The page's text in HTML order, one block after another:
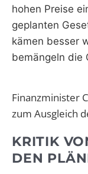
hohen Preise
geplanten
kämen besser
bemängeln die
Finanzminister
zum Ausgleich
KRITIK
DEN